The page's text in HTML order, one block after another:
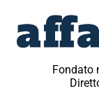
Fondato